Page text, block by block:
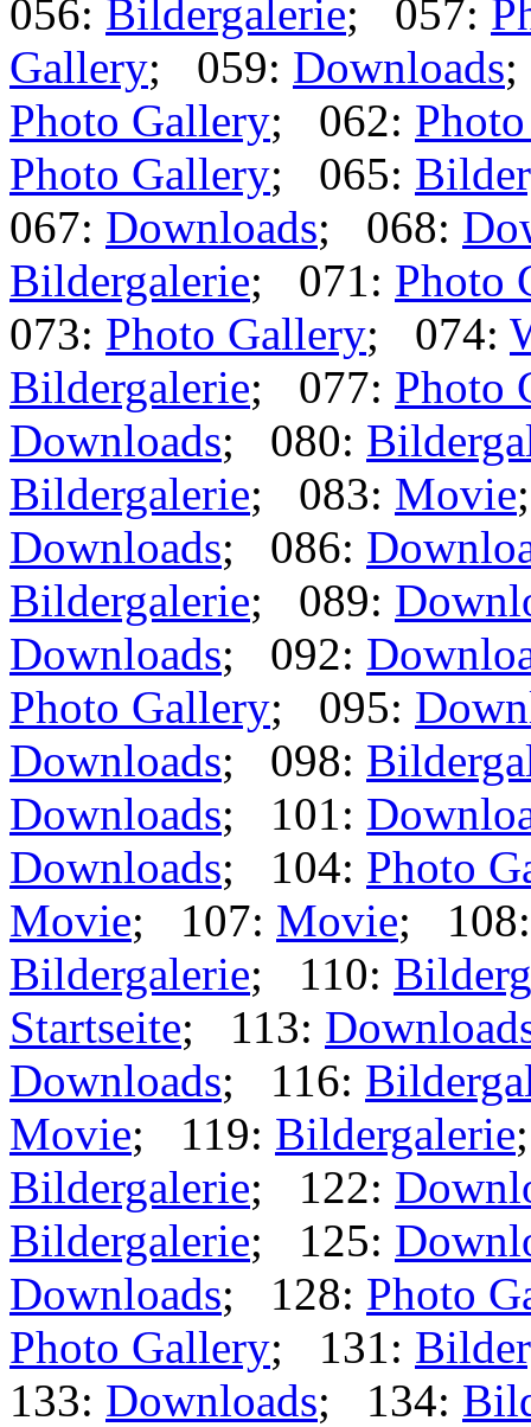
056: Bildergalerie; 057:
Gallery; 059: Downloads
Photo Gallery; 062:
Photo Gallery; 065:
067: Downloads; 068:
Bildergalerie; 071: Photo
073: Photo Gallery; 074:
Bildergalerie; 077: Photo
Downloads; 080:
Bildergalerie; 083: Movie
Downloads; 086:
Bildergalerie; 089:
Downloads; 092:
Photo Gallery; 095:
Downloads; 098:
Downloads; 101:
Downloads; 104: Photo
Movie; 107: Movie;
Bildergalerie; 110:
Startseite; 113:
Downloads; 116:
Movie; 119: Bildergalerie
Bildergalerie; 122:
Bildergalerie; 125:
Downloads; 128: Photo
Photo Gallery; 131:
133: Downloads; 134: